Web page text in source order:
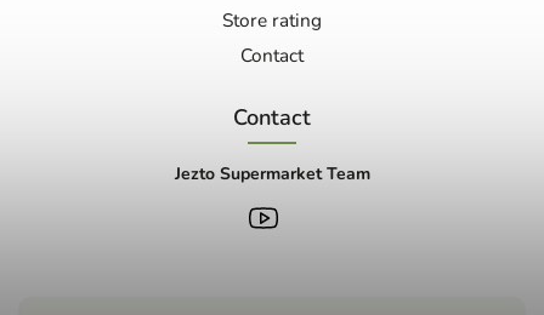
Store rating
Contact
Contact
Jezto Supermarket Team